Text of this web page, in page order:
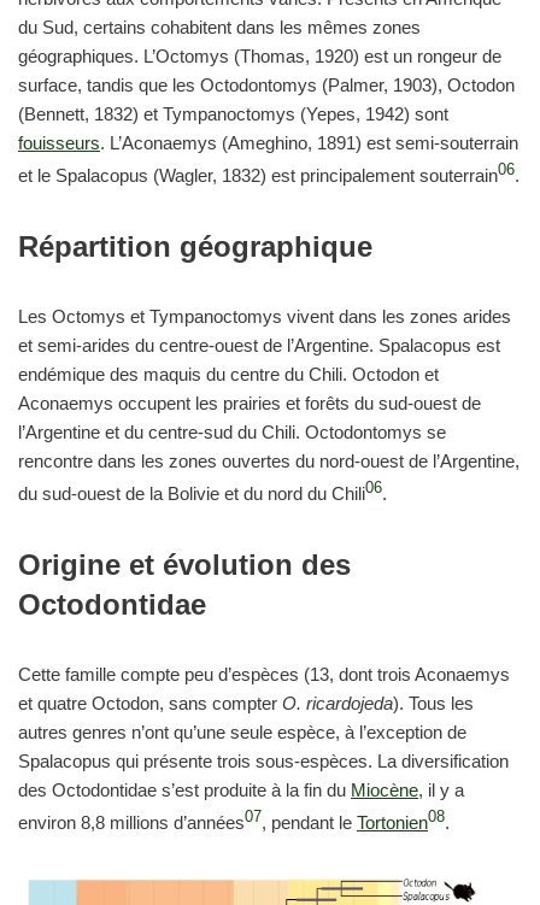
du Sud, certains cohabitent dans les mêmes zones
géographiques. L’Octomys (Thomas, 1920) est un rongeur de
surface, tandis que les Octodontomys (Palmer, 1903), Octodon
(Bennett, 1832) et Tympanoctomys (Yepes, 1942) sont
fouisseurs. L’Aconaemys (Ameghino, 1891) est semi-souterrain
et le Spalacopus (Wagler, 1832) est principalement souterrain06.
Répartition géographique
Les Octomys et Tympanoctomys vivent dans les zones arides
et semi-arides du centre-ouest de l’Argentine. Spalacopus est
endémique des maquis du centre du Chili. Octodon et
Aconaemys occupent les prairies et forêts du sud-ouest de
l’Argentine et du centre-sud du Chili. Octodontomys se
rencontre dans les zones ouvertes du nord-ouest de l’Argentine,
du sud-ouest de la Bolivie et du nord du Chili06.
Origine et évolution des
Octodontidae
Cette famille compte peu d’espèces (13, dont trois Aconaemys
et quatre Octodon, sans compter O. ricardojeda). Tous les
autres genres n’ont qu’une seule espèce, à l’exception de
Spalacopus qui présente trois sous-espèces. La diversification
des Octodontidae s’est produite à la fin du Miocène, il y a
environ 8,8 millions d’années07, pendant le Tortonien08.